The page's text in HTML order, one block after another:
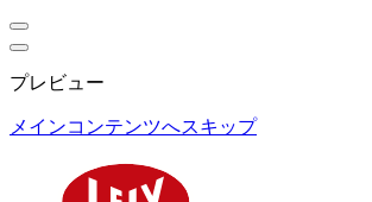
プレビュー
メインコンテンツへスキップ